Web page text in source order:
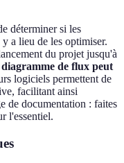
déterminer si les
a lieu de les optimiser.
du projet jusqu'à
de flux peut
logiciels permettent de
facilitant ainsi
de documentation : faites
l'essentiel.